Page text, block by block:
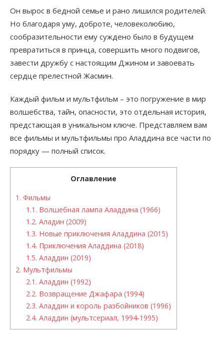
Он вырос в бедной семье и рано лишился родителей.
Но благодаря уму, доброте, человеколюбию,
сообразительности ему суждено было в будущем
превратиться в принца, совершить много подвигов,
завести дружбу с настоящим Джином и завоевать
сердце прелестной Жасмин.
Каждый фильм и мультфильм – это погружение в мир
волшебства, тайн, опасности, это отдельная история,
предстающая в уникальном ключе. Представляем вам
все фильмы и мультфильмы про Аладдина все части по
порядку — полный список.
Оглавление
1. Фильмы
1.1. Волшебная лампа Аладдина (1966)
1.2. Аладин (2009)
1.3. Новые приключения Аладдина (2015)
1.4. Приключения Аладдина (2018)
1.5. Аладдин (2019)
2. Мультфильмы
2.1. Аладдин (1992)
2.2. Возвращение Джафара (1994)
2.3. Аладдин и король разбойников (1996)
2.4. Аладдин (мультсериал, 1994-1995)